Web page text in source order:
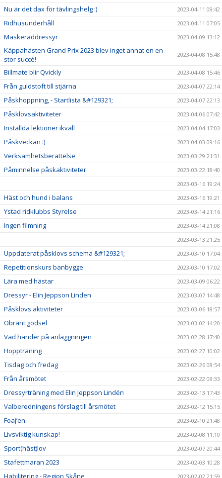
Nu är det dax för tävlingshelg :) 2023-04-11 08:42
Ridhusunderhåll 2023-04-11 07:05
Maskeraddressyr 2023-04-09 13:12
Käppahästen Grand Prix 2023 blev inget annat en en
stor succé!
2023-04-08 15:48
Billmate blir Qvickly 2023-04-08 15:46
Från guldstoft till stjärna 2023-04-07 22:14
Påskhoppning, - Startlista &#129321; 2023-04-07 22:13
Påsklovsaktiviteter 2023-04-06 07:42
Inställda lektioner ikväll 2023-04-04 17:03
Påskveckan :) 2023-04-03 09:16
Verksamhetsberättelse 2023-03-29 21:31
Påminnelse påskaktiviteter
2023-03-22 18:40
2023-03-16 19:24
Häst och hund i balans 2023-03-16 19:21
Ystad ridklubbs Styrelse 2023-03-14 21:16
Ingen filmning
2023-03-14 21:08
2023-03-13 21:25
Uppdaterat påsklovs schema &#129321; 2023-03-10 17:04
Repetitionskurs banbygge 2023-03-10 17:02
Lära med hästar 2023-03-09 06:22
Dressyr - Elin Jeppson Linden 2023-03-07 14:48
Påsklovs aktiviteter 2023-03-06 18:57
Obränt gödsel 2023-03-02 14:20
Vad händer på anläggningen 2023-02-28 17:40
Hoppträning 2023-02-27 10:02
Tisdag och fredag 2023-02-26 08:54
Från årsmötet 2023-02-22 08:33
Dressyrträning med Elin Jeppson Lindén 2023-02-13 17:43
Valberedningens förslag till årsmötet 2023-02-12 15:15
Foaj’en 2023-02-10 21:48
Livsviktig kunskap! 2023-02-08 11:10
Sport(häst)lov 2023-02-07 20:44
Stafettmaran 2023 2023-02-03 10:28
Habilitering - Region Skåne 2023-02-02 21:59